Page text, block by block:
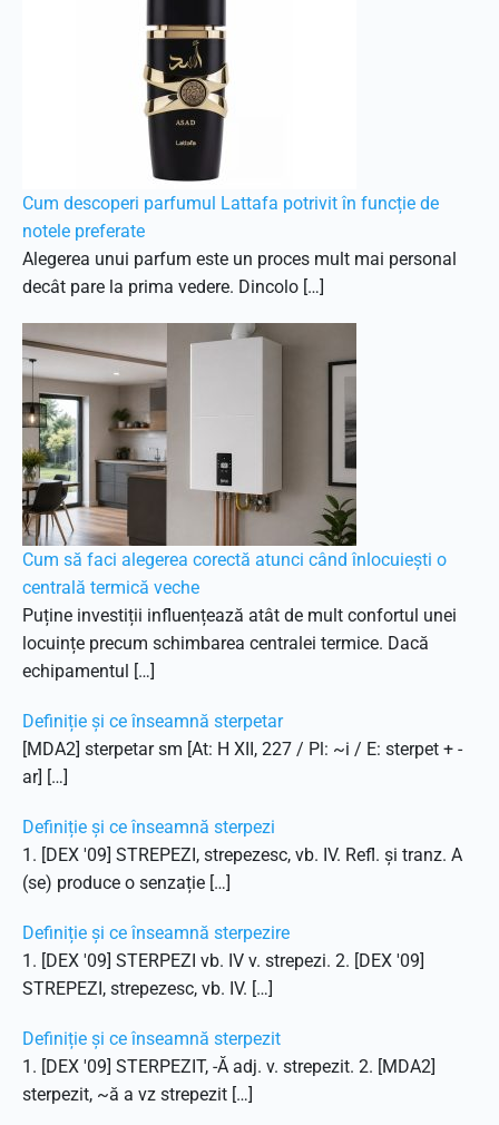
Cum descoperi parfumul Lattafa potrivit în funcție de
notele preferate
Alegerea unui parfum este un proces mult mai personal
decât pare la prima vedere. Dincolo […]
Cum să faci alegerea corectă atunci când înlocuiești o
centrală termică veche
Puține investiții influențează atât de mult confortul unei
locuințe precum schimbarea centralei termice. Dacă
echipamentul […]
Definiție și ce înseamnă sterpetar
[MDA2] sterpetar sm [At: H XII, 227 / Pl: ~i / E: sterpet + -
ar] […]
Definiție și ce înseamnă sterpezi
1. [DEX '09] STREPEZI, strepezesc, vb. IV. Refl. și tranz. A
(se) produce o senzație […]
Definiție și ce înseamnă sterpezire
1. [DEX '09] STERPEZI vb. IV v. strepezi. 2. [DEX '09]
STREPEZI, strepezesc, vb. IV. […]
Definiție și ce înseamnă sterpezit
1. [DEX '09] STERPEZIT, -Ă adj. v. strepezit. 2. [MDA2]
sterpezit, ~ă a vz strepezit […]